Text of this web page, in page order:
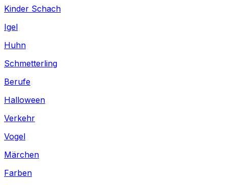
Kinder Schach
Igel
Huhn
Schmetterling
Berufe
Halloween
Verkehr
Vogel
Märchen
Farben